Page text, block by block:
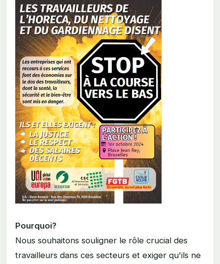
Pourquoi?
Nous souhaitons souligner le rôle crucial des
travailleurs dans ces secteurs et exiger qu'ils ne